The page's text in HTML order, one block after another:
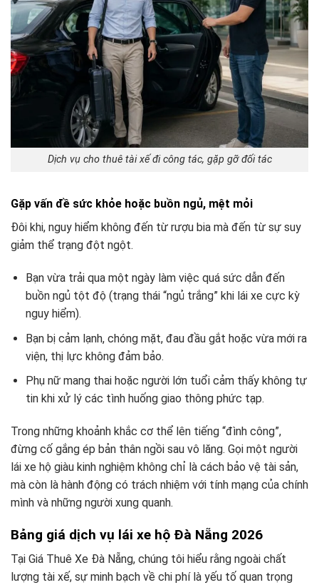
Dịch vụ cho thuê tài xế đi công tác, gặp gỡ đối tác
Gặp vấn đề sức khỏe hoặc buồn ngủ, mệt mỏi
Đôi khi, nguy hiểm không đến từ rượu bia mà đến từ sự suy
giảm thể trạng đột ngột.
Bạn vừa trải qua một ngày làm việc quá sức dẫn đến
buồn ngủ tột độ (trạng thái “ngủ trắng” khi lái xe cực kỳ
nguy hiểm).
Bạn bị cảm lạnh, chóng mặt, đau đầu gắt hoặc vừa mới ra
viện, thị lực không đảm bảo.
Phụ nữ mang thai hoặc người lớn tuổi cảm thấy không tự
tin khi xử lý các tình huống giao thông phức tạp.
Trong những khoảnh khắc cơ thể lên tiếng “đình công”,
đừng cố gắng ép bản thân ngồi sau vô lăng. Gọi một người
lái xe hộ giàu kinh nghiệm không chỉ là cách bảo vệ tài sản,
mà còn là hành động có trách nhiệm với tính mạng của chính
mình và những người xung quanh.
Bảng giá dịch vụ lái xe hộ Đà Nẵng 2026
Tại Giá Thuê Xe Đà Nẵng, chúng tôi hiểu rằng ngoài chất
lượng tài xế, sự minh bạch về chi phí là yếu tố quan trọng